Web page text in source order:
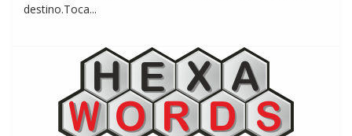
destino.Toca...